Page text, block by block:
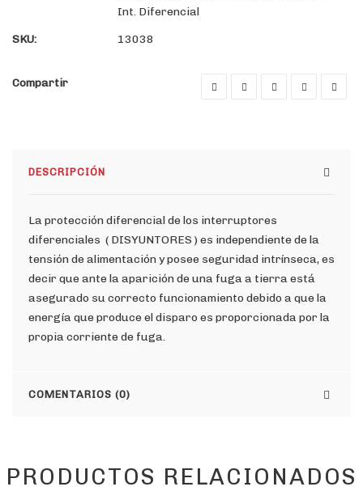
Int. Diferencial
SKU:
13038
Compartir
DESCRIPCIÓN
La protección diferencial de los interruptores
diferenciales ( DISYUNTORES ) es independiente de la
tensión de alimentación y posee seguridad intrínseca, es
decir que ante la aparición de una fuga a tierra está
asegurado su correcto funcionamiento debido a que la
energía que produce el disparo es proporcionada por la
propia corriente de fuga.
COMENTARIOS (0)
PRODUCTOS RELACIONADOS